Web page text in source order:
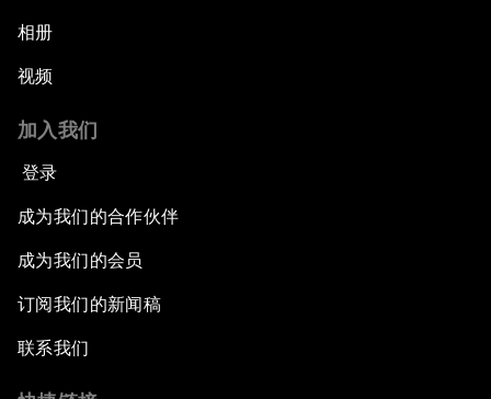
相册
视频
加入我们
登录
成为我们的合作伙伴
成为我们的会员
订阅我们的新闻稿
联系我们